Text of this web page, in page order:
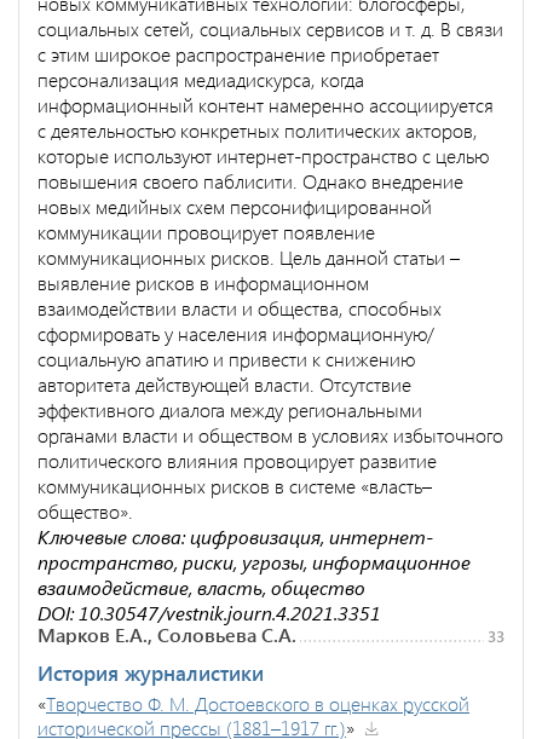
социальных сетей, социальных сервисов и т. д. В связи
с этим широкое распространение приобретает
персонализация медиадискурса, когда
информационный контент намеренно ассоциируется
с деятельностью конкретных политических акторов,
которые используют интернет-пространство с целью
повышения своего паблисити. Однако внедрение
новых медийных схем персонифицированной
коммуникации провоцирует появление
коммуникационных рисков. Цель данной статьи –
выявление рисков в информационном
взаимодействии власти и общества, способных
сформировать у населения информационную/
социальную апатию и привести к снижению
авторитета действующей власти. Отсутствие
эффективного диалога между региональными
органами власти и обществом в условиях избыточного
политического влияния провоцирует развитие
коммуникационных рисков в системе «власть–
общество».
Ключевые слова: цифровизация, интернет-
пространство, риски, угрозы, информационное
взаимодействие, власть, общество
DOI: 10.30547/vestnik.journ.4.2021.3351
Марков Е.А., Соловьева С.А.
33
История журналистики
«Творчество Ф. М. Достоевского в оценках русской
исторической прессы (1881–1917 гг.)»